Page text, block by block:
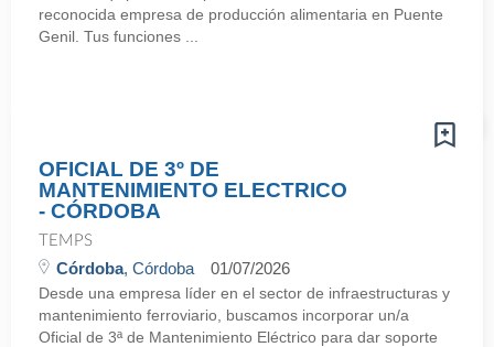
reconocida empresa de producción alimentaria en Puente
Genil. Tus funciones ...
OFICIAL DE 3º DE
MANTENIMIENTO ELECTRICO
- CÓRDOBA
TEMPS
Córdoba, Córdoba 01/07/2026
Desde una empresa líder en el sector de infraestructuras y
mantenimiento ferroviario, buscamos incorporar un/a
Oficial de 3ª de Mantenimiento Eléctrico para dar soporte